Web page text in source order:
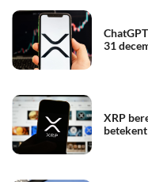
31
XRP